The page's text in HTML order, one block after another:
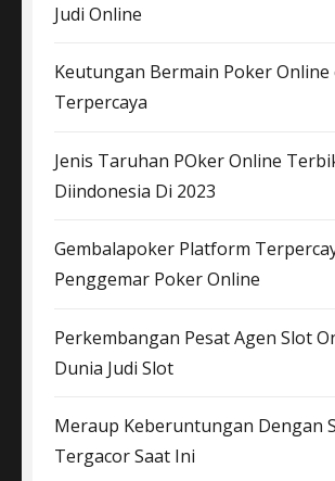
Judi Online
Keutungan Bermain Poker Online
Terpercaya
Jenis Taruhan POker Online
Diindonesia Di 2023
Gembalapoker Platform
Penggemar Poker Online
Perkembangan Pesat Agen Slot
Dunia Judi Slot
Meraup Keberuntungan Dengan
Tergacor Saat Ini